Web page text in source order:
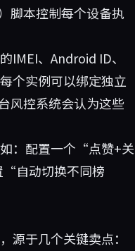
脚本控制每个设备执
、Android ID、
个实例可以绑定独立
风控系统会认为这些
：配置一个“点赞+关
“自动切换不同榜
源于几个关键卖点：